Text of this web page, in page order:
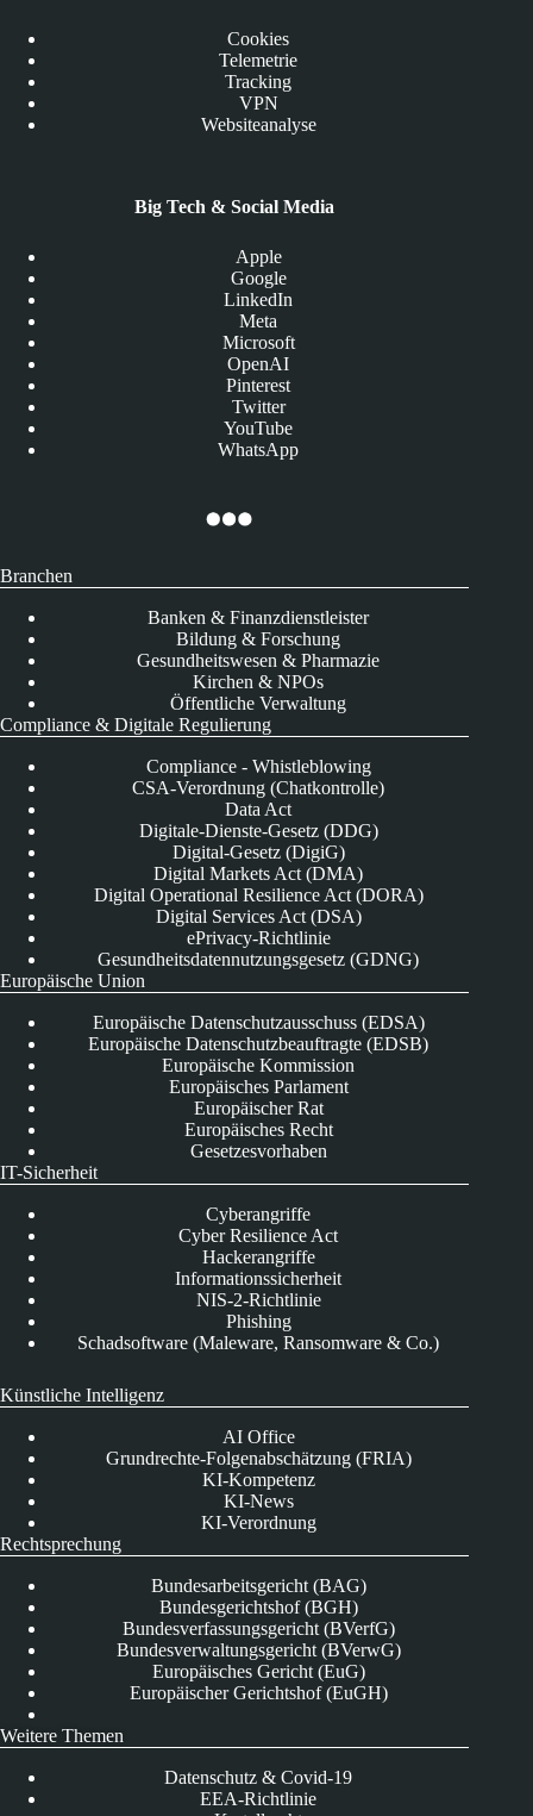
Cookies
Telemetrie
Tracking
VPN
Websiteanalyse
Big Tech & Social Media
Apple
Google
LinkedIn
Meta
Microsoft
OpenAI
Pinterest
Twitter
YouTube
WhatsApp
Branchen
Banken & Finanzdienstleister
Bildung & Forschung
Gesundheitswesen & Pharmazie
Kirchen & NPOs
Öffentliche Verwaltung
Compliance & Digitale Regulierung
Compliance - Whistleblowing
CSA-Verordnung (Chatkontrolle)
Data Act
Digitale-Dienste-Gesetz (DDG)
Digital-Gesetz (DigiG)
Digital Markets Act (DMA)
Digital Operational Resilience Act (DORA)
Digital Services Act (DSA)
ePrivacy-Richtlinie
Gesundheitsdatennutzungsgesetz (GDNG)
Europäische Union
Europäische Datenschutzausschuss (EDSA)
Europäische Datenschutzbeauftragte (EDSB)
Europäische Kommission
Europäisches Parlament
Europäischer Rat
Europäisches Recht
Gesetzesvorhaben
IT-Sicherheit
Cyberangriffe
Cyber Resilience Act
Hackerangriffe
Informationssicherheit
NIS-2-Richtlinie
Phishing
Schadsoftware (Maleware, Ransomware & Co.)
Künstliche Intelligenz
AI Office
Grundrechte-Folgenabschätzung (FRIA)
KI-Kompetenz
KI-News
KI-Verordnung
Rechtsprechung
Bundesarbeitsgericht (BAG)
Bundesgerichtshof (BGH)
Bundesverfassungsgericht (BVerfG)
Bundesverwaltungsgericht (BVerwG)
Europäisches Gericht (EuG)
Europäischer Gerichtshof (EuGH)
Weitere Themen
Datenschutz & Covid-19
EEA-Richtlinie